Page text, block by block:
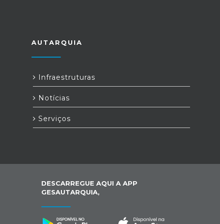
AUTARQUIA
Infraestruturas
Notícias
Serviços
DESCARREGUE AQUI A APP
GESAUTARQUIA,